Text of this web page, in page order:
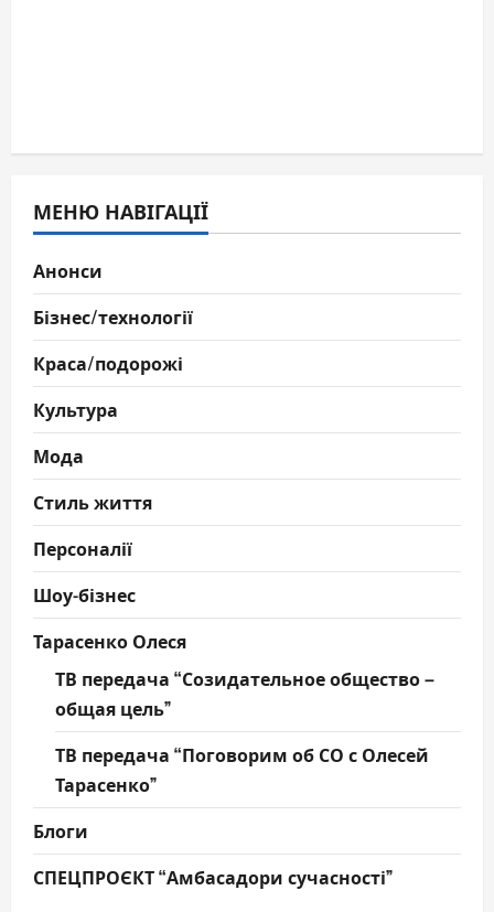
МЕНЮ НАВІГАЦІЇ
Анонси
Бізнес/технології
Краса/подорожі
Культура
Мода
Стиль життя
Персоналії
Шоу-бізнес
Тарасенко Олеся
ТВ передача “Созидательное общество –
общая цель”
ТВ передача “Поговорим об СО с Олесей
Тарасенко”
Блоги
СПЕЦПРОЄКТ “Амбасадори сучасності”